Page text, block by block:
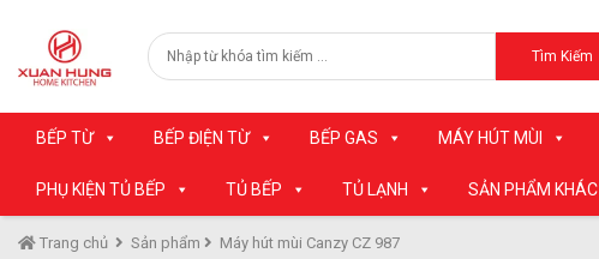
Tìm Kiếm
BẾP TỪ BẾP ĐIỆN TỪ BẾP GAS MÁY HÚT MÙI
PHỤ KIỆN TỦ BẾP TỦ BẾP TỦ LẠNH SẢN PHẨM KHÁC
Trang chủ Sản phẩm Máy hút mùi Canzy CZ 987